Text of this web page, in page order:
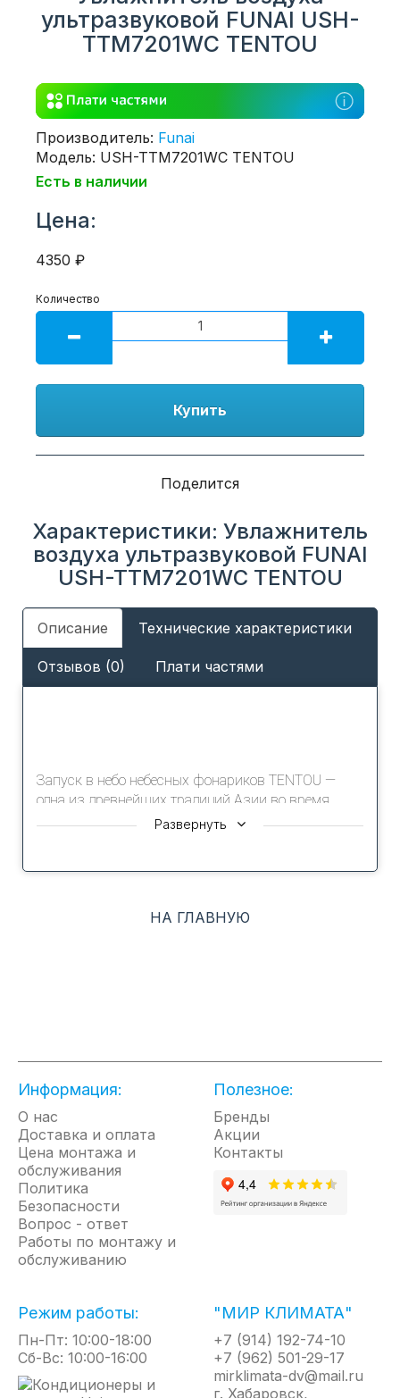
ультразвуковой FUNAI USH-
TTM7201WC TENTOU
Производитель: Funai
Модель: USH-TTM7201WC TENTOU
Есть в наличии
Цена:
4350 ₽
Количество
Купить
Поделится
Характеристики: Увлажнитель
воздуха ультразвуковой FUNAI
USH-TTM7201WC TENTOU
Описание Технические характеристики
Отзывов (0) Плати частями
Запуск в небо небесных фонариков TENTOU —
одна из древнейших традиций Азии во время
праздничных событий.
успокаивает мысли и радует взгляд.
увлажнители серии TENTOU, мягкая подсветка
вероятность протечки прибора.
Кроме привлекательного внешнего вида,
увлажнители TENTOU обладают двойной системой
очистки воды: угольные фильтры, которые
поставляются в комплекте с прибором, очищают
воду, а ультрафиолетовая лампа обеззараживает
её.
Резервуар для воды объемом 3,6 литра и
максимальная производительность до 250 мл/ч
позволяют увлажнителям серии TENTOU
резервуар.
Ультрафиолетовая стерилизация воды
Оптимальный объем бака (3,6 литра)
Верхний залив воды
Развернуть
НА ГЛАВНУЮ
Информация:
О нас
Доставка и оплата
Цена монтажа и
обслуживания
Политика
Безопасности
Вопрос - ответ
Работы по монтажу и
обслуживанию
Полезное:
Бренды
Акции
Контакты
Режим работы:
Пн-Пт: 10:00-18:00
Сб-Вс: 10:00-16:00
"МИР КЛИМАТА"
+7 (914) 192-74-10
+7 (962) 501-29-17
mirklimata-dv@mail.ru
г. Хабаровск,